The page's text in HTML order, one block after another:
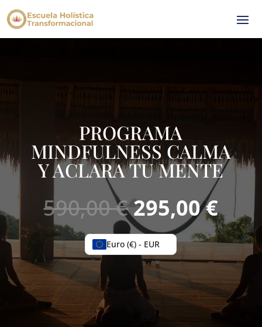
PROGRAMA
MINDFULNESS CALMA
Y ACLARA TU MENTE
590,00€El
precio
original
era:
590,00 €.
295,00€El
es:
Euro (€) - EUR